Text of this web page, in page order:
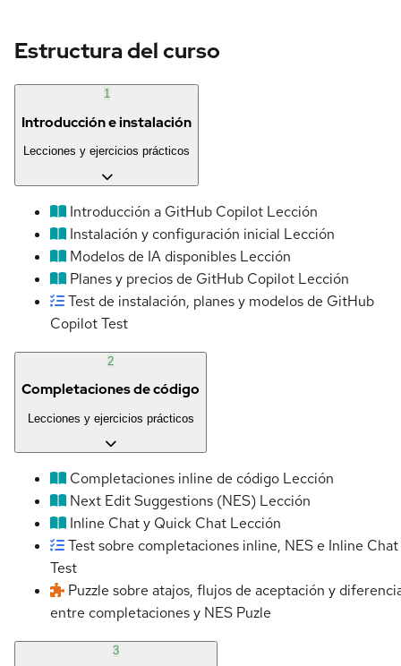
Estructura del curso
1
Introducción e instalación
Lecciones y ejercicios prácticos
Introducción a GitHub Copilot Lección
Instalación y configuración inicial Lección
Modelos de IA disponibles Lección
Planes y precios de GitHub Copilot Lección
Test de instalación, planes y modelos de GitHub
CopilotTest
2
Completaciones de código
Lecciones y ejercicios prácticos
Completaciones inline de código Lección
Next Edit Suggestions (NES) Lección
Inline Chat y Quick Chat Lección
Test sobre completaciones inline, NES e Inline Chat
Test
Puzzle sobre atajos, flujos de aceptación y
entre completaciones y NES Puzle
3